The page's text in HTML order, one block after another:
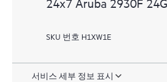
SKU 번호 H1XW1E
서비스 세부 정보 표시